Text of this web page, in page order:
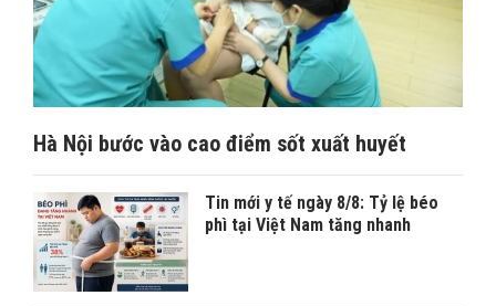
Hà Nội bước vào cao điểm sốt xuất huyết
Tin mới y tế ngày 8/8: Tỷ lệ béo
phì tại Việt Nam tăng nhanh